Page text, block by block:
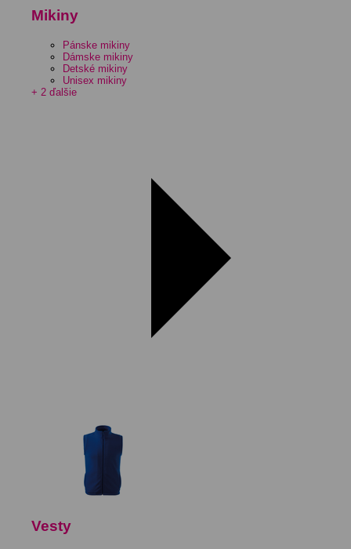
Mikiny
Pánske mikiny
Dámske mikiny
Detské mikiny
Unisex mikiny
+ 2 ďalšie
Vesty